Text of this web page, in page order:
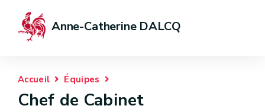
Anne-Catherine DALCQ
Accueil Équipes
Chef de Cabinet